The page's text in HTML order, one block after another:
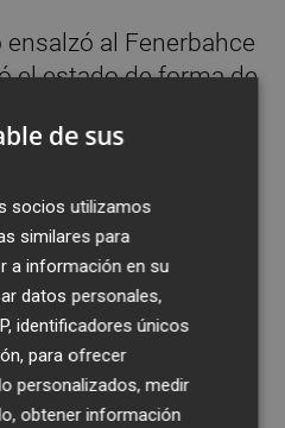
al Fenerbahce
el estado de forma de
enfrente a un
que en el reciente
nos vamos a
en ambas
como equipo.
más”.
sistema de
la segunda fase de la
cuentan,
de sus
socios utilizamos
similares para
a información en su
datos personales,
identificadores únicos
para ofrecer
personalizados, medir
obtener información